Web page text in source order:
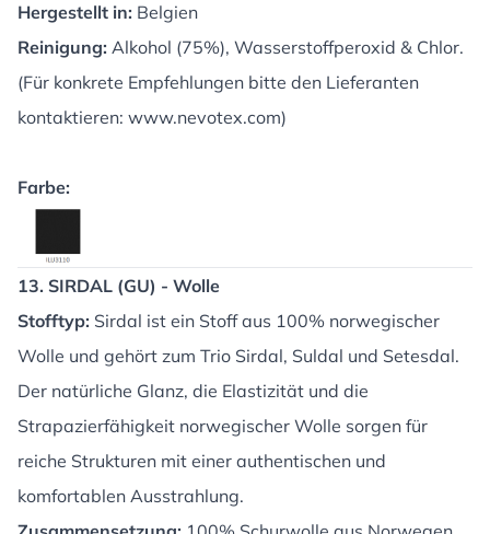
Hergestellt in: Belgien
Reinigung: Alkohol (75%), Wasserstoffperoxid & Chlor.
(Für konkrete Empfehlungen bitte den Lieferanten
kontaktieren: www.nevotex.com)
Farbe:
13. SIRDAL (GU) - Wolle
Stofftyp: Sirdal ist ein Stoff aus 100% norwegischer
Wolle und gehört zum Trio Sirdal, Suldal und Setesdal.
Der natürliche Glanz, die Elastizität und die
Strapazierfähigkeit norwegischer Wolle sorgen für
reiche Strukturen mit einer authentischen und
komfortablen Ausstrahlung.